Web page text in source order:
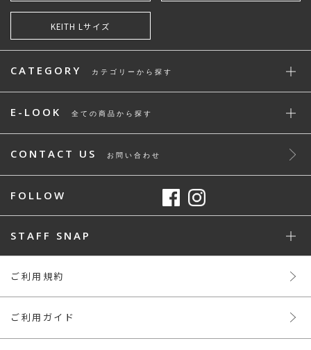
KEITH Lサイズ
CATEGORY カテゴリーから探す
E-LOOK 全ての商品から探す
CONTACT US お問い合わせ
FOLLOW
STAFF SNAP
ご利用規約
ご利用ガイド